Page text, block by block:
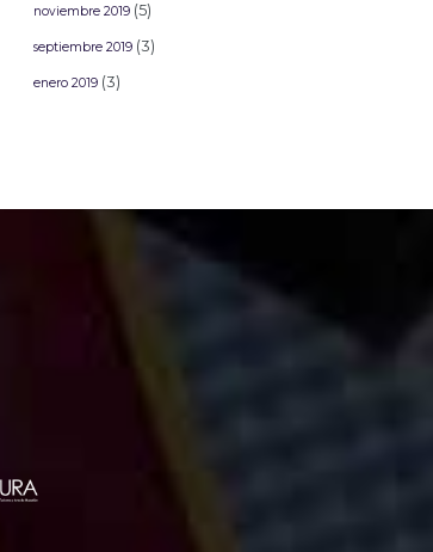
noviembre 2019 (5)
septiembre 2019 (3)
enero 2019 (3)